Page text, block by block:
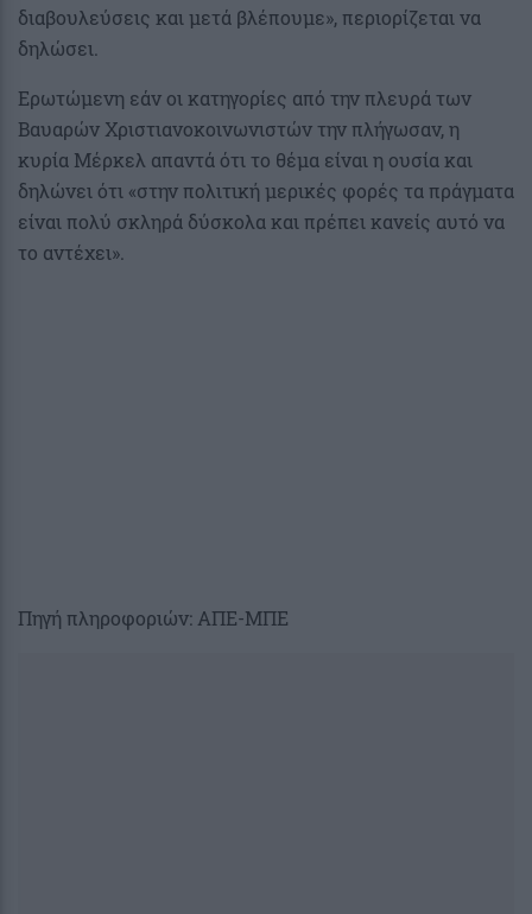
διαβουλεύσεις και μετά βλέπουμε», περιορίζεται να
δηλώσει.
Ερωτώμενη εάν οι κατηγορίες από την πλευρά των
Βαυαρών Χριστιανοκοινωνιστών την πλήγωσαν, η
κυρία Μέρκελ απαντά ότι το θέμα είναι η ουσία και
δηλώνει ότι «στην πολιτική μερικές φορές τα πράγματα
είναι πολύ σκληρά δύσκολα και πρέπει κανείς αυτό να
το αντέχει».
Πηγή πληροφοριών: ΑΠΕ-ΜΠΕ